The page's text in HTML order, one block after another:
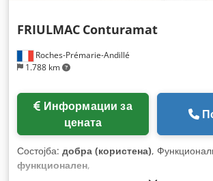
Roches-Prémarie-Andillé
1.788 km
FRIULMAC Conturamat
цената
Состојба: добра (користена),
функционален,